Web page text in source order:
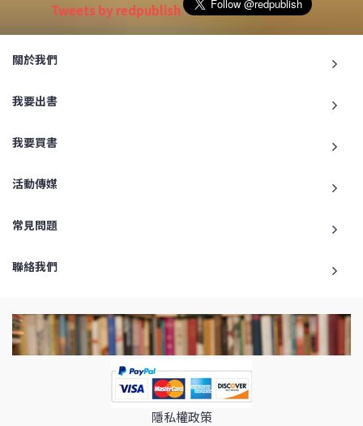
Tweets by redpublish
關於我們
我要出書
我要買書
活動傳媒
常見問題
聯絡我們
隱私權政策